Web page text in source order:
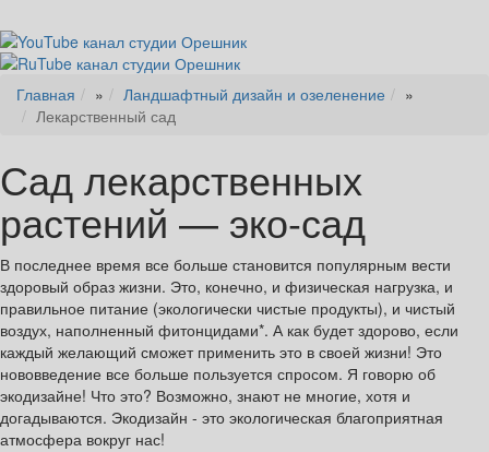
Главная » Ландшафтный дизайн и озеленение
»
Лекарственный сад
Сад лекарственных
растений — эко-сад
В последнее время все больше становится популярным вести
здоровый образ жизни. Это, конечно, и физическая нагрузка, и
правильное питание (экологически чистые продукты), и чистый
воздух, наполненный фитонцидами*. А как будет здорово, если
каждый желающий сможет применить это в своей жизни! Это
нововведение все больше пользуется спросом. Я говорю об
экодизайне! Что это? Возможно, знают не многие, хотя и
догадываются. Экодизайн - это экологическая благоприятная
атмосфера вокруг нас!